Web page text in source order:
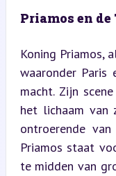
Priamos en
Koning Priamos,
waaronder Paris
macht. Zijn
het lichaam
ontroerende
Priamos staat
te midden van